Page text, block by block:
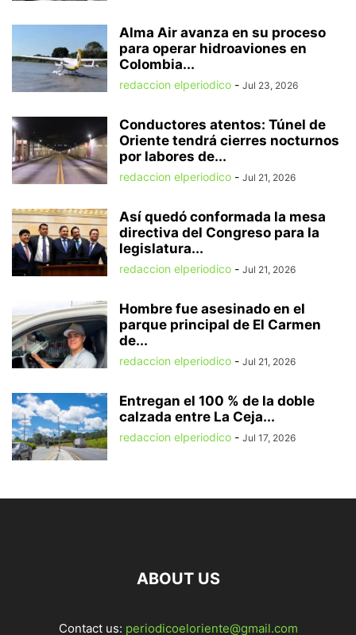
Alma Air avanza en su proceso
para operar hidroaviones en
Colombia...
redaccion elperiodico - Jul 23, 2026
Conductores atentos: Túnel de
Oriente tendrá cierres nocturnos
por labores de...
redaccion elperiodico - Jul 21, 2026
Así quedó conformada la mesa
directiva del Congreso para la
legislatura...
redaccion elperiodico - Jul 21, 2026
Hombre fue asesinado en el
parque principal de El Carmen
de...
redaccion elperiodico - Jul 21, 2026
Entregan el 100 % de la doble
calzada entre La Ceja...
redaccion elperiodico - Jul 17, 2026
ABOUT US
Contact us: periodicoeloriente@gmail.com